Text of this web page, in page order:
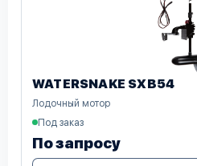
WATERSNAKE SXB54
Лодочный мотор
Под заказ
По запросу